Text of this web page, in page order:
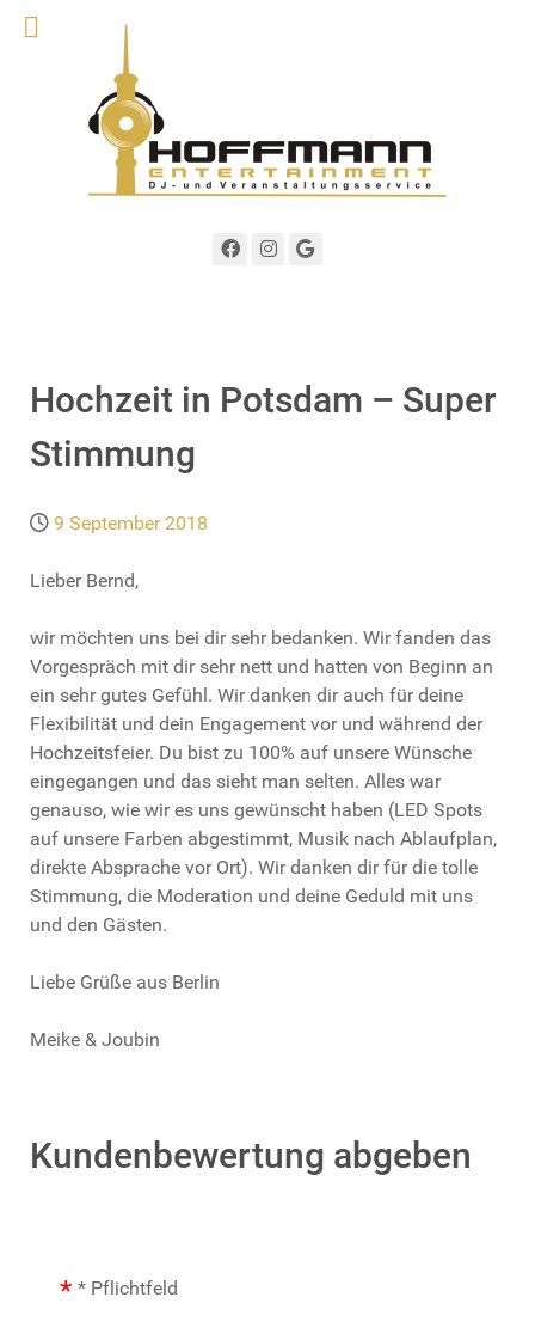
Hochzeit in Potsdam – Super
Stimmung
9 September 2018
Lieber Bernd,
wir möchten uns bei dir sehr bedanken. Wir fanden das
Vorgespräch mit dir sehr nett und hatten von Beginn an
ein sehr gutes Gefühl. Wir danken dir auch für deine
Flexibilität und dein Engagement vor und während der
Hochzeitsfeier. Du bist zu 100% auf unsere Wünsche
eingegangen und das sieht man selten. Alles war
genauso, wie wir es uns gewünscht haben (LED Spots
auf unsere Farben abgestimmt, Musik nach Ablaufplan,
direkte Absprache vor Ort). Wir danken dir für die tolle
Stimmung, die Moderation und deine Geduld mit uns
und den Gästen.
Liebe Grüße aus Berlin
Meike & Joubin
Kundenbewertung abgeben
* Pflichtfeld